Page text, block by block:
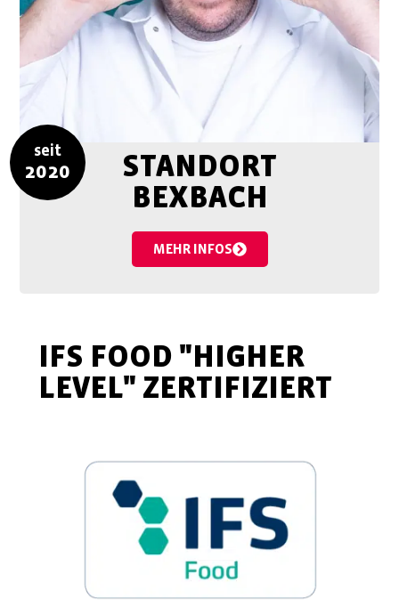
STANDORT
BEXBACH
MEHR INFOS
seit
2020
IFS FOOD "HIGHER
LEVEL" ZERTIFIZIERT